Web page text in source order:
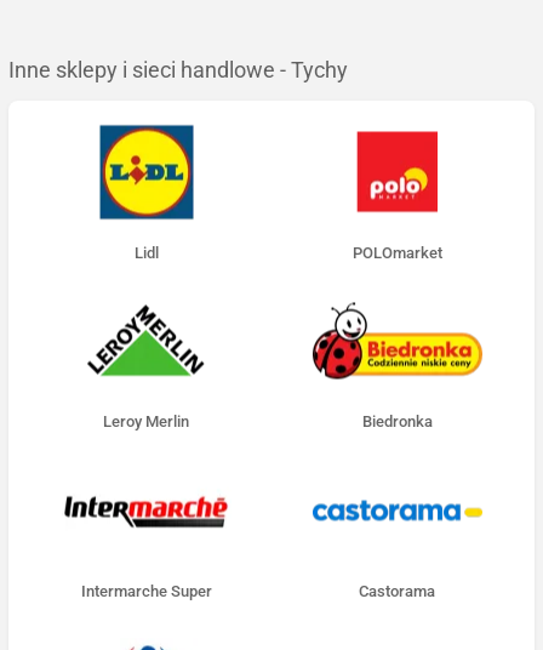
Inne sklepy i sieci handlowe - Tychy
Lidl POLOmarket
Leroy Merlin Biedronka
Intermarche Super Castorama